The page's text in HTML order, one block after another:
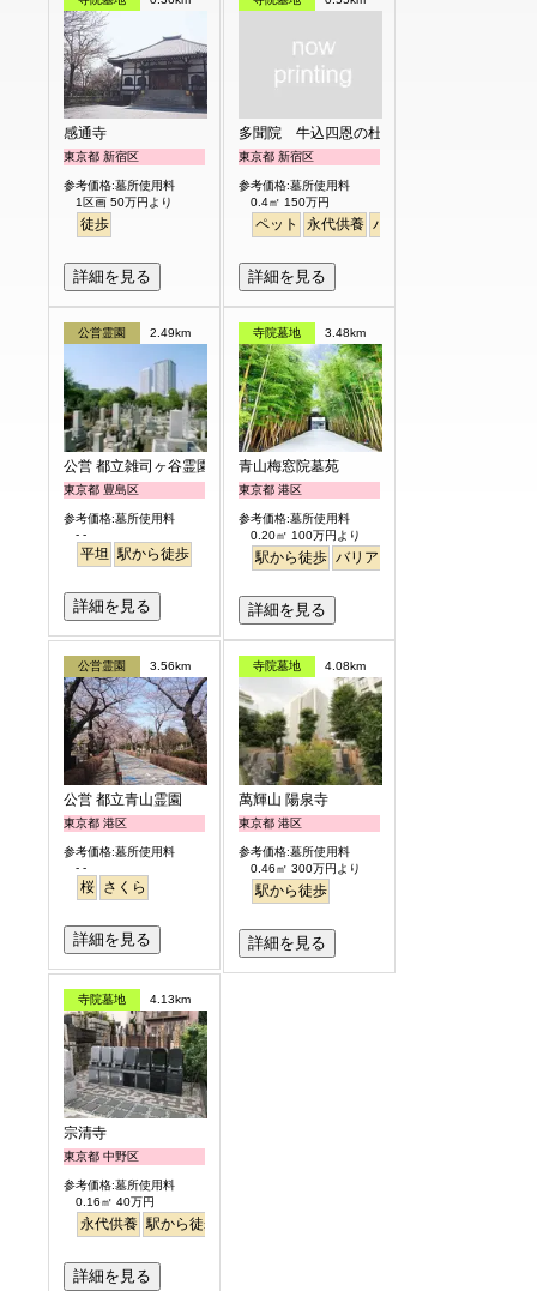
感通寺
東京都 新宿区
参考価格:墓所使用料
1区画 50万円より
徒歩
詳細を見る
多聞院 牛込四恩の杜
東京都 新宿区
参考価格:墓所使用料
0.4㎡ 150万円
ペット 永代供養 バリアフリー
詳細を見る
公営霊園 2.49km
公営 都立雑司ヶ谷霊園
東京都 豊島区
参考価格:墓所使用料
- -
平坦 駅から徒歩
詳細を見る
寺院墓地 3.48km
青山梅窓院墓苑
東京都 港区
参考価格:墓所使用料
0.20㎡ 100万円より
駅から徒歩 バリアフリー
詳細を見る
公営霊園 3.56km
公営 都立青山霊園
東京都 港区
参考価格:墓所使用料
- -
桜 さくら
詳細を見る
寺院墓地 4.08km
萬輝山 陽泉寺
東京都 港区
参考価格:墓所使用料
0.46㎡ 300万円より
駅から徒歩
詳細を見る
寺院墓地 4.13km
宗清寺
東京都 中野区
参考価格:墓所使用料
0.16㎡ 40万円
永代供養 駅から徒歩
詳細を見る